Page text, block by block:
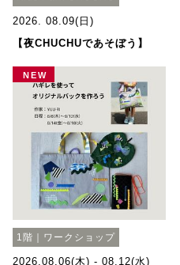
2026. 08.09(日)
【夜CHUCHUであそぼう】
NEW
1階｜ワークショップ
2026.08.06(木) - 08.12(水)